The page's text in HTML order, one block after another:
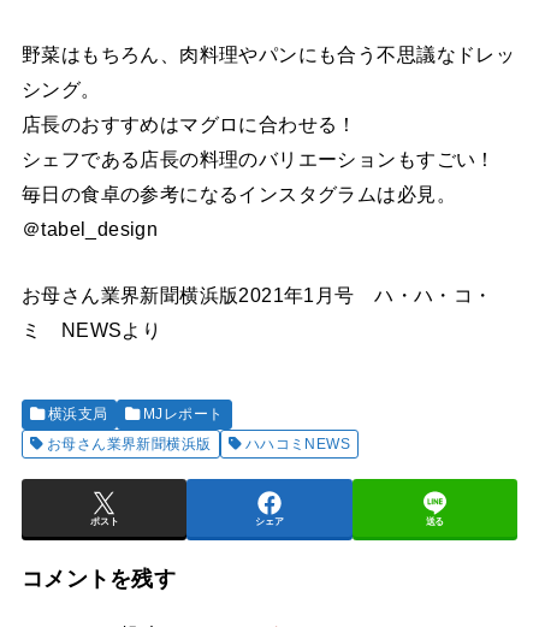
野菜はもちろん、肉料理やパンにも合う不思議なドレッ
シング。
店長のおすすめはマグロに合わせる！
シェフである店長の料理のバリエーションもすごい！
毎日の食卓の参考になるインスタグラムは必見。
＠tabel_design
お母さん業界新聞横浜版2021年1月号 ハ・ハ・コ・
ミ NEWSより
横浜支局
MJレポート
お母さん業界新聞横浜版
ハハコミNEWS
ポスト シェア 送る
コメントを残す